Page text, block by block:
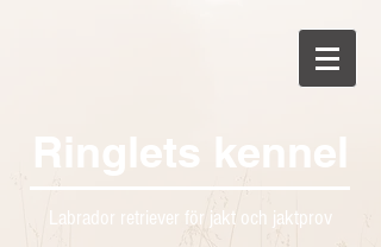
Ringlets kennel
Labrador retriever för jakt och jaktprov